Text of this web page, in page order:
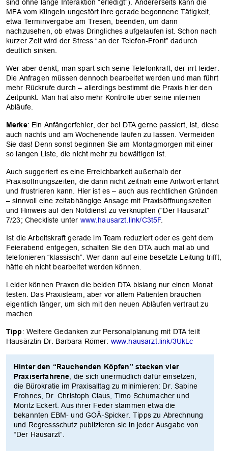
sind ohne lange Interaktion “erledigt”). Andererseits kann die
MFA vom Klingeln ungestört ihre gerade begonnene Tätigkeit,
etwa Terminvergabe am Tresen, beenden, um dann
nachzusehen, ob etwas Dringliches aufgelaufen ist. Schon nach
kurzer Zeit wird der Stress “an der Telefon-Front” dadurch
deutlich sinken.
Wer aber denkt, man spart sich seine Telefonkraft, der irrt leider.
Die Anfragen müssen dennoch bearbeitet werden und man führt
mehr Rückrufe durch – allerdings bestimmt die Praxis hier den
Zeitpunkt. Man hat also mehr Kontrolle über seine internen
Abläufe.
Merke: Ein Anfängerfehler, der bei DTA gerne passiert, ist, diese
auch nachts und am Wochenende laufen zu lassen. Vermeiden
Sie das! Denn sonst beginnen Sie am Montagmorgen mit einer
so langen Liste, die nicht mehr zu bewältigen ist.
Auch suggeriert es eine Erreichbarkeit außerhalb der
Praxisöffnungszeiten, die dann nicht zeitnah eine Antwort erfährt
und frustrieren kann. Hier ist es – auch aus rechtlichen Gründen
– sinnvoll eine zeitabhängige Ansage mit Praxisöffnungszeiten
und Hinweis auf den Notdienst zu verknüpfen (“Der Hausarzt”
7/23; Checkliste unter www.hausarzt.link/C3t5F
Ist die Arbeitskraft gerade im Team reduziert oder es geht dem
Feierabend entgegen, schalten Sie den DTA auch mal ab und
telefonieren “klassisch”. Wer dann auf eine besetzte Leitung trifft,
hätte eh nicht bearbeitet werden können.
Leider können Praxen die beiden DTA bislang nur einen Monat
testen. Das Praxisteam, aber vor allem Patienten brauchen
eigentlich länger, um sich mit den neuen Abläufen vertraut zu
machen.
Tipp: Weitere Gedanken zur Personalplanung mit DTA teilt
Hausärztin Dr. Barbara Römer: www.hausarzt.link/3UkLc
Hinter den “Rauchenden Köpfen” stecken vier
Praxiserfahrene , die sich unermüdlich dafür einsetzen,
die Bürokratie im Praxisalltag zu minimieren: Dr. Sabine
Frohnes, Dr. Christoph Claus, Timo Schumacher und
Moritz Eckert. Aus ihrer Feder stammen etwa die
bekannten EBM- und GOÄ-Spicker. Tipps zu Abrechnung
und Regressschutz publizieren sie in jeder Ausgabe von
“Der Hausarzt”.